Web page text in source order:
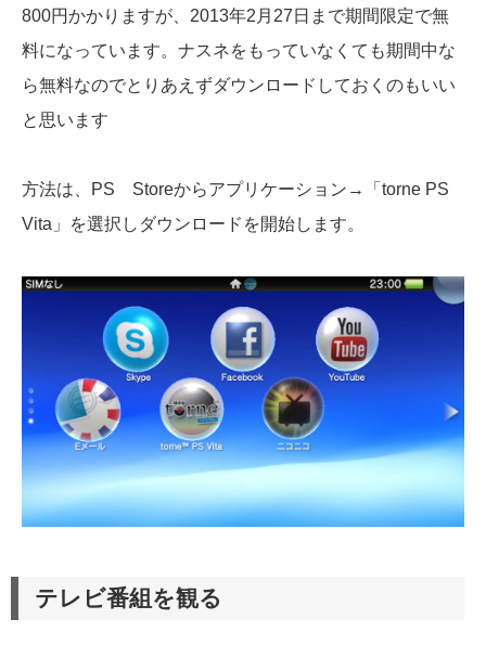
800円かかりますが、2013年2月27日まで期間限定で無
料になっています。ナスネをもっていなくても期間中な
ら無料なのでとりあえずダウンロードしておくのもいい
と思います
方法は、PS Storeからアプリケーション→「torne PS
Vita」を選択しダウンロードを開始します。
テレビ番組を観る